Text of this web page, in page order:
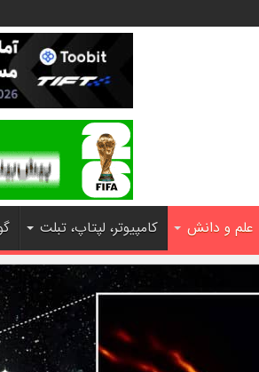
علم و دانش کامپیوتر، لپتاپ، تبلت